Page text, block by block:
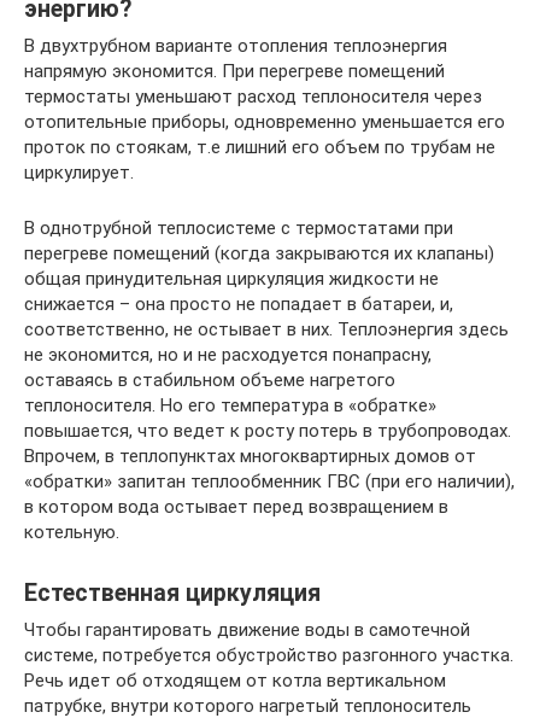
энергию?
В двухтрубном варианте отопления теплоэнергия
напрямую экономится. При перегреве помещений
термостаты уменьшают расход теплоносителя через
отопительные приборы, одновременно уменьшается его
проток по стоякам, т.е лишний его объем по трубам не
циркулирует.
В однотрубной теплосистеме с термостатами при
перегреве помещений (когда закрываются их клапаны)
общая принудительная циркуляция жидкости не
снижается – она просто не попадает в батареи, и,
соответственно, не остывает в них. Теплоэнергия здесь
не экономится, но и не расходуется понапрасну,
оставаясь в стабильном объеме нагретого
теплоносителя. Но его температура в «обратке»
повышается, что ведет к росту потерь в трубопроводах.
Впрочем, в теплопунктах многоквартирных домов от
«обратки» запитан теплообменник ГВС (при его наличии),
в котором вода остывает перед возвращением в
котельную.
Естественная циркуляция
Чтобы гарантировать движение воды в самотечной
системе, потребуется обустройство разгонного участка.
Речь идет об отходящем от котла вертикальном
патрубке, внутри которого нагретый теплоноситель